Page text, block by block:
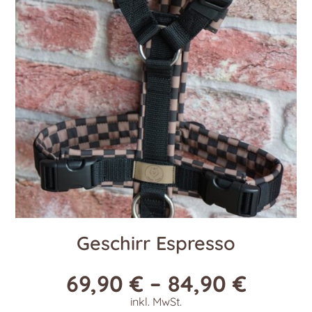
Geschirr Espresso
69,90€ – 84,90€
inkl. MwSt.